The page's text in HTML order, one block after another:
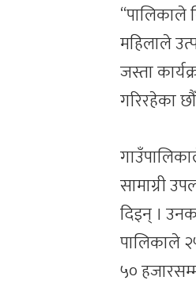
“पालिकाले
महिलाले
जस्ता
गरिरहेका
सामाग्री
दिइन् ।
पालिकाले
५०